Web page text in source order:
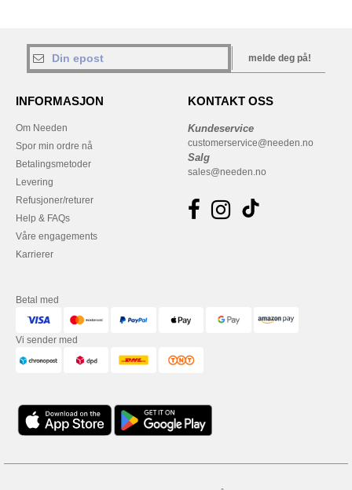
melde deg på!
INFORMASJON
Om Needen
Spor min ordre nå
Betalingsmetoder
Levering
Refusjoner/returer
Help & FAQs
Våre engagements
Karrierer
KONTAKT OSS
Kundeservice
customerservice@needen.no
Salg
sales@needen.no
Betal med
Vi sender med